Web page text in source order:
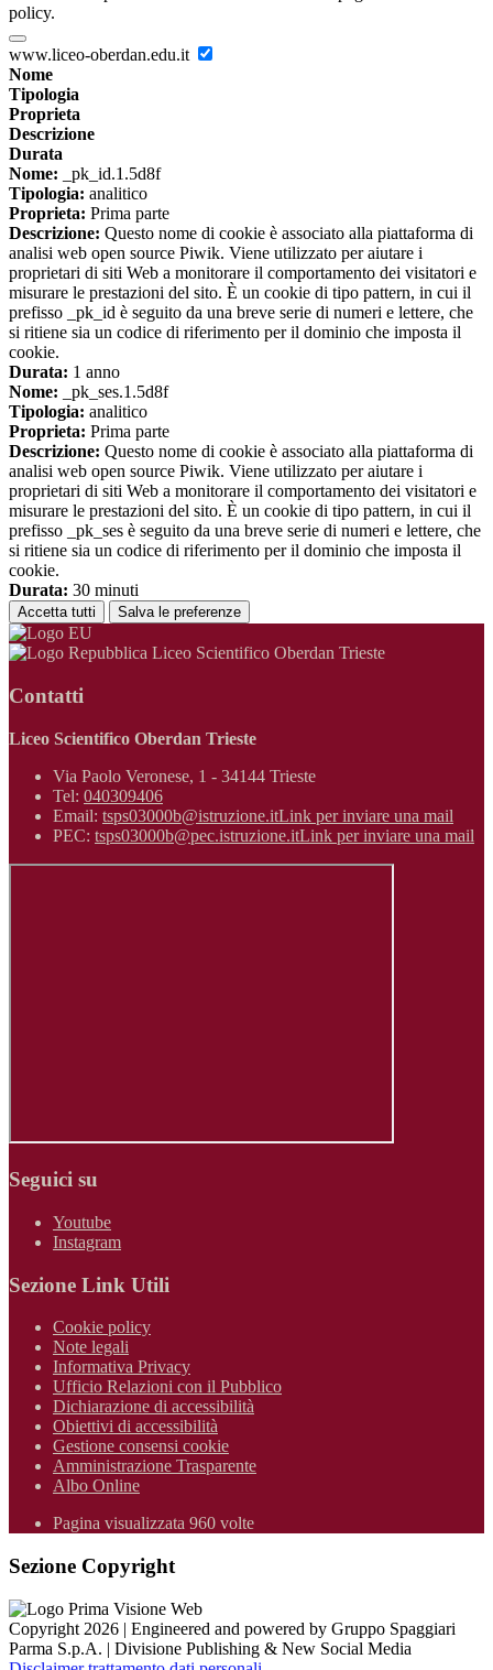
policy.
www.liceo-oberdan.edu.it
Nome
Tipologia
Proprieta
Descrizione
Durata
Nome: _pk_id.1.5d8f
Tipologia: analitico
Proprieta: Prima parte
Descrizione: Questo nome di cookie è associato alla piattaforma di
analisi web open source Piwik. Viene utilizzato per aiutare i
proprietari di siti Web a monitorare il comportamento dei visitatori e
misurare le prestazioni del sito. È un cookie di tipo pattern, in cui il
prefisso _pk_id è seguito da una breve serie di numeri e lettere, che
si ritiene sia un codice di riferimento per il dominio che imposta il
cookie.
Durata: 1 anno
Nome: _pk_ses.1.5d8f
Tipologia: analitico
Proprieta: Prima parte
Descrizione: Questo nome di cookie è associato alla piattaforma di
analisi web open source Piwik. Viene utilizzato per aiutare i
proprietari di siti Web a monitorare il comportamento dei visitatori e
misurare le prestazioni del sito. È un cookie di tipo pattern, in cui il
prefisso _pk_ses è seguito da una breve serie di numeri e lettere, che
si ritiene sia un codice di riferimento per il dominio che imposta il
cookie.
Durata: 30 minuti
Accetta tutti Salva le preferenze
Liceo Scientifico Oberdan Trieste
Contatti
Liceo Scientifico Oberdan Trieste
Via Paolo Veronese, 1 - 34144 Trieste
Tel: 040309406
Email: tsps03000b@istruzione.itLink per inviare una mail
PEC: tsps03000b@pec.istruzione.itLink per inviare una mail
Seguici su
Youtube
Instagram
Sezione Link Utili
Cookie policy
Note legali
Informativa Privacy
Ufficio Relazioni con il Pubblico
Dichiarazione di accessibilità
Obiettivi di accessibilità
Gestione consensi cookie
Amministrazione Trasparente
Albo Online
Pagina visualizzata 960 volte
Sezione Copyright
Copyright 2026 | Engineered and powered by Gruppo Spaggiari
Parma S.p.A. | Divisione Publishing & New Social Media